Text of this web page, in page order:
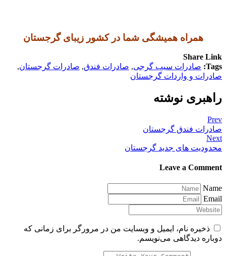
همراه همیشگی شما در کشور زیبای گرجستان
Share Link
Tags: صادرات سیب گرجی, صادرات فندق, صادرات گرجستان,
صادرات و واردات گرجستان
راهبری نوشته
Prev
صادرات فندق گرجستان
Next
محدودیت های جدید گرجستان
Leave a Comment
Name
Email
ذخیره نام، ایمیل و وبسایت من در مرورگر برای زمانی که
دوباره دیدگاهی می‌نویسم.